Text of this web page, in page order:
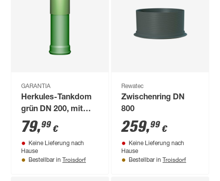
GARANTIA
Herkules-Tankdom
grün DN 200, mit
Teleskopabschluss
79,99 €
Keine Lieferung nach
Hause
Bestellbar in Troisdorf
Rewatec
Zwischenring DN
800
259,99 €
Keine Lieferung nach
Hause
Bestellbar in Troisdorf